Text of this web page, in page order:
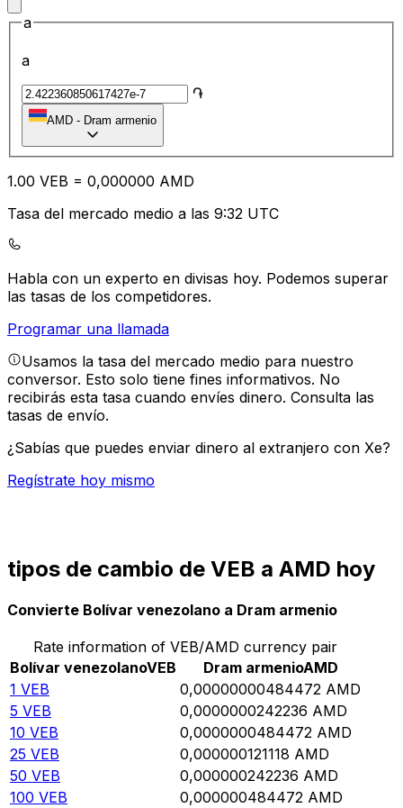
a
a
֏
AMD - Dram armenio
1.00 VEB = 0,000000 AMD
Tasa del mercado medio a las 9:32 UTC
Habla con un experto en divisas hoy. Podemos superar
las tasas de los competidores.
Programar una llamada
Usamos la tasa del mercado medio para nuestro
conversor. Esto solo tiene fines informativos. No
recibirás esta tasa cuando envíes dinero. Consulta las
tasas de envío.
¿Sabías que puedes enviar dinero al extranjero con Xe?
Regístrate hoy mismo
tipos de cambio de VEB a AMD hoy
Convierte Bolívar venezolano a Dram armenio
Rate information of VEB/AMD currency pair
Bolívar venezolanoVEB Dram armenioAMD
1 VEB 0,00000000484472 AMD
5 VEB 0,0000000242236 AMD
10 VEB 0,0000000484472 AMD
25 VEB 0,000000121118 AMD
50 VEB 0,000000242236 AMD
100 VEB 0,000000484472 AMD